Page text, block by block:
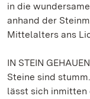
in die
anhand der
Mittelalters ans
IN STEIN
Steine sind
lässt sich